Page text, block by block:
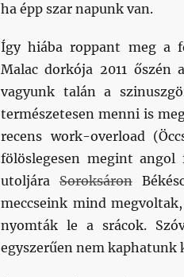
ha épp szar napunk van.
Így hiába roppant meg a
Malac dorkója 2011
vagyunk talán a
természetesen menni is
recens work-overload
fölöslegesen megint
utoljáraSoroksáron
meccseink mind
nyomták le a srácok.
egyszerűen nem kaphatunk